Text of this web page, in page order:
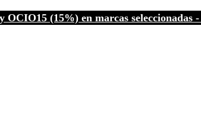
OCIO15 (15%) en marcas seleccionadas